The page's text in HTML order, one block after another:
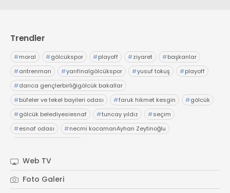
Trendler
#moral #gölcükspor #playoff #ziyaret #başkanlar
#antrenman #yarıfinalgölcükspor #yusuf tokuş #playoff
#darıca gençlerbirliğigölcük bakallar
#büfeler ve tekel bayileri odası #faruk hikmet kesgin #gölcük
#gölcük belediyesiesnaf #tuncay yıldız #seçim
#esnaf odası #necmi kocamanAyhan Zeytinoğlu
Web TV
Foto Galeri